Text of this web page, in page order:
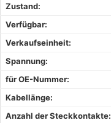
Zustand:
Verfügbar:
Verkaufseinheit:
Spannung:
für OE-Nummer:
Kabellänge:
Anzahl der Steckkontakte: